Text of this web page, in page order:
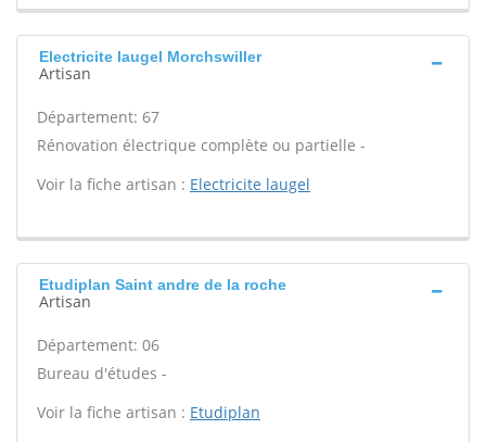
Electricite laugel Morchswiller
Artisan
Département: 67
Rénovation électrique complète ou partielle -
Voir la fiche artisan : Electricite laugel
Etudiplan Saint andre de la roche
Artisan
Département: 06
Bureau d'études -
Voir la fiche artisan : Etudiplan